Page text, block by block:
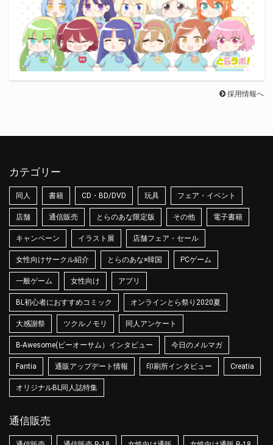
採用情報へ
カテゴリー
同人 書籍 CD・BD/DVD 玩具 フェア・イベント
店舗 通信販売 とらのあな限定版 その他 電子書籍
キャンペーン イラスト展 店舗フェア・セール
女性向けサークル紹介 とらのあな×韓国 PCゲーム
一般ゲーム 女性向け アプリ
BL初心者におすすめコミック オンラインとら祭り2020夏
大感謝祭 ツクルノモリ 同人アンケート
B-Awesome(ビーオーサム）インタビュー 今日のメルマガ
Fantia 通販アップデート情報 印刷所インタビュー Creatia
オリジナルBL同人誌特集
通信販売